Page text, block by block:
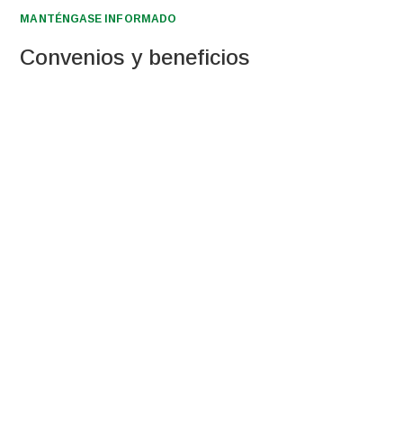
MANTÉNGASE INFORMADO
Convenios y beneficios